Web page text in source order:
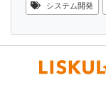
システム開発